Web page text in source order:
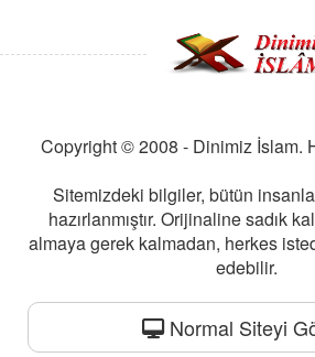
Copyright © 2008 - Dinimiz İslam.
Sitemizdeki bilgiler, bütün
hazırlanmıştır. Orijinaline sadık
almaya gerek kalmadan, herkes
edebilir.
Normal Siteyi